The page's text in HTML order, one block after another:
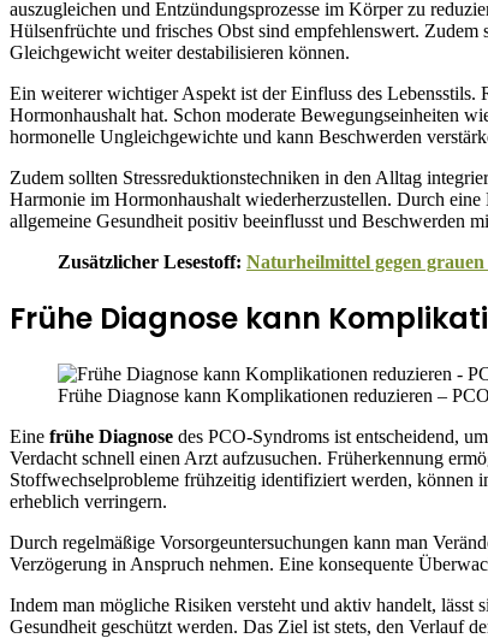
auszugleichen und Entzündungsprozesse im Körper zu
Hülsenfrüchte und frisches Obst sind empfehlenswert.
Gleichgewicht weiter destabilisieren können.
Ein weiterer wichtiger Aspekt ist der Einfluss des
Hormonhaushalt hat. Schon moderate Bewegungseinheiten
hormonelle Ungleichgewichte und kann Beschwerden
Zudem sollten Stressreduktionstechniken in den Alltag
Harmonie im Hormonhaushalt wiederherzustellen. Durch
allgemeine Gesundheit positiv beeinflusst und Beschwerden
Zusätzlicher Lesestoff: Naturheilmittel gegen
Frühe Diagnose kann
Frühe Diagnose kann Komplikationen reduzieren –
Eine frühe Diagnose des PCO-Syndroms ist entscheidend,
Verdacht schnell einen Arzt aufzusuchen. Früherkennung
Stoffwechselprobleme frühzeitig identifiziert werden, können
erheblich verringern.
Durch regelmäßige Vorsorgeuntersuchungen kann man
Verzögerung in Anspruch nehmen. Eine konsequente
Indem man mögliche Risiken versteht und aktiv handelt, lässt
Gesundheit geschützt werden. Das Ziel ist stets, den Verlauf